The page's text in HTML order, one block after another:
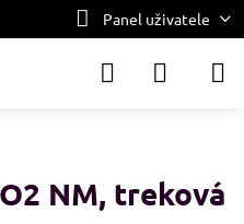
Panel uživatele
NM, treková